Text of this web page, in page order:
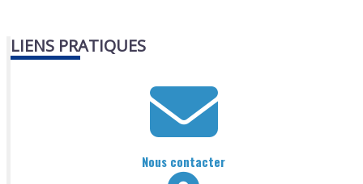
LIENS PRATIQUES
Nous contacter